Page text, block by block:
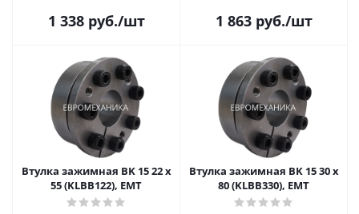
1 338руб./шт 1 863руб./шт
Втулка зажимная BK 15 22 x
55 (KLBB122), EMT
Втулка зажимная BK 15 30 x
80 (KLBB330), EMT